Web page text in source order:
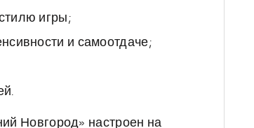
игры;
и самоотдаче;
Новгород» настроен на